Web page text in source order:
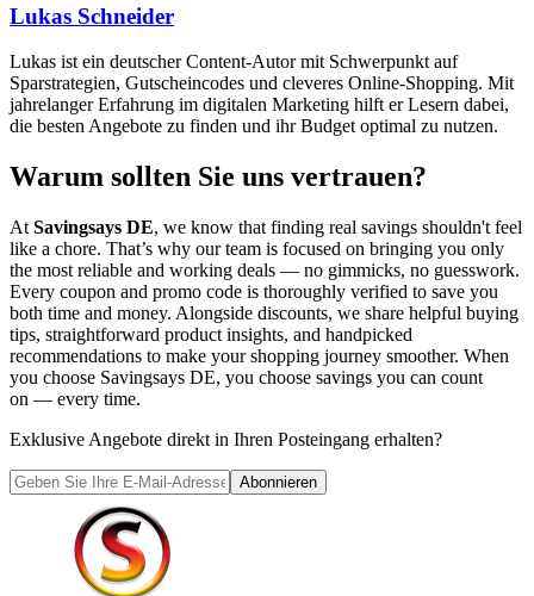
Lukas Schneider
Lukas ist ein deutscher Content-Autor mit Schwerpunkt auf
Sparstrategien, Gutscheincodes und cleveres Online-Shopping. Mit
jahrelanger Erfahrung im digitalen Marketing hilft er Lesern dabei,
die besten Angebote zu finden und ihr Budget optimal zu nutzen.
Warum sollten Sie uns vertrauen?
At Savingsays DE, we know that finding real savings shouldn't feel
like a chore. That’s why our team is focused on bringing you only
the most reliable and working deals — no gimmicks, no guesswork.
Every coupon and promo code is thoroughly verified to save you
both time and money. Alongside discounts, we share helpful buying
tips, straightforward product insights, and handpicked
recommendations to make your shopping journey smoother. When
you choose Savingsays DE, you choose savings you can count
on — every time.
Exklusive Angebote direkt in Ihren Posteingang erhalten?
Abonnieren